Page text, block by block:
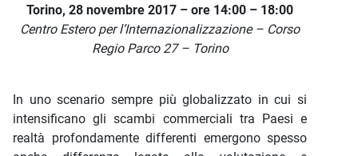
Torino, 28 novembre 2017 – ore 14:00 – 18:00
Centro Estero per l’Internazionalizzazione – Corso
Regio Parco 27 – Torino
In uno scenario sempre più globalizzato in cui si
intensificano gli scambi commerciali tra Paesi e
realtà profondamente differenti emergono spesso